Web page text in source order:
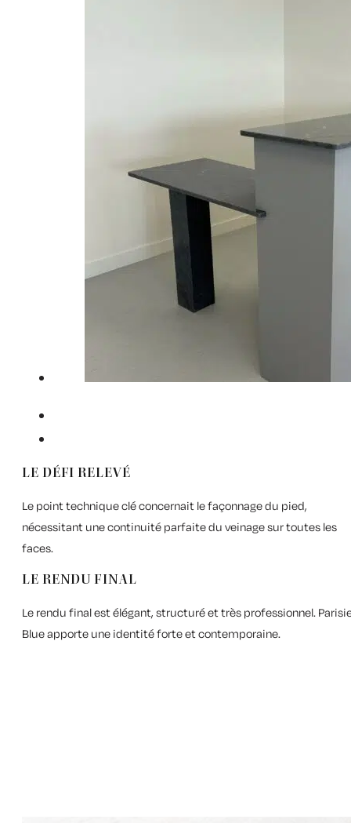
LE DÉFI RELEVÉ
Le point technique clé concernait le façonnage du pied,
nécessitant une continuité parfaite du veinage sur toutes les
faces.
LE RENDU FINAL
Le rendu final est élégant, structuré et très professionnel.
Blue apporte une identité forte et contemporaine.